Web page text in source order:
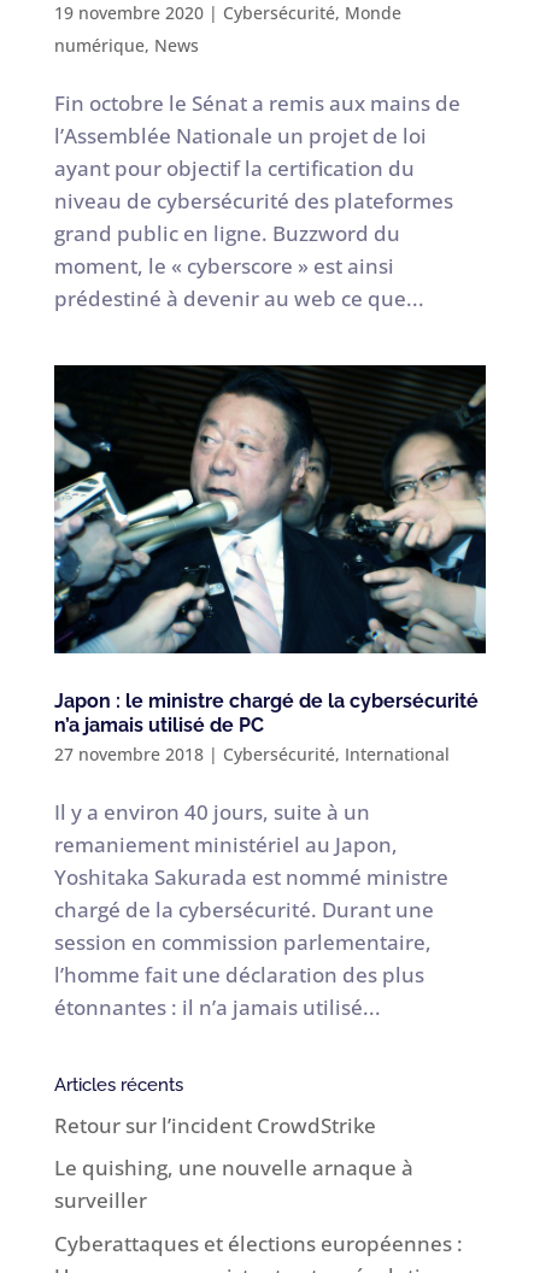
19 novembre 2020| Cybersécurité, Monde
numérique, News
Fin octobre le Sénat a remis aux mains de
l’Assemblée Nationale un projet de loi
ayant pour objectif la certification du
niveau de cybersécurité des plateformes
grand public en ligne. Buzzword du
moment, le « cyberscore » est ainsi
prédestiné à devenir au web ce que...
Japon : le ministre chargé de la cybersécurité
n’a jamais utilisé de PC
27 novembre 2018| Cybersécurité, International
Il y a environ 40 jours, suite à un
remaniement ministériel au Japon,
Yoshitaka Sakurada est nommé ministre
chargé de la cybersécurité. Durant une
session en commission parlementaire,
l’homme fait une déclaration des plus
étonnantes : il n’a jamais utilisé...
Articles récents
Retour sur l’incident CrowdStrike
Le quishing, une nouvelle arnaque à
surveiller
Cyberattaques et élections européennes :